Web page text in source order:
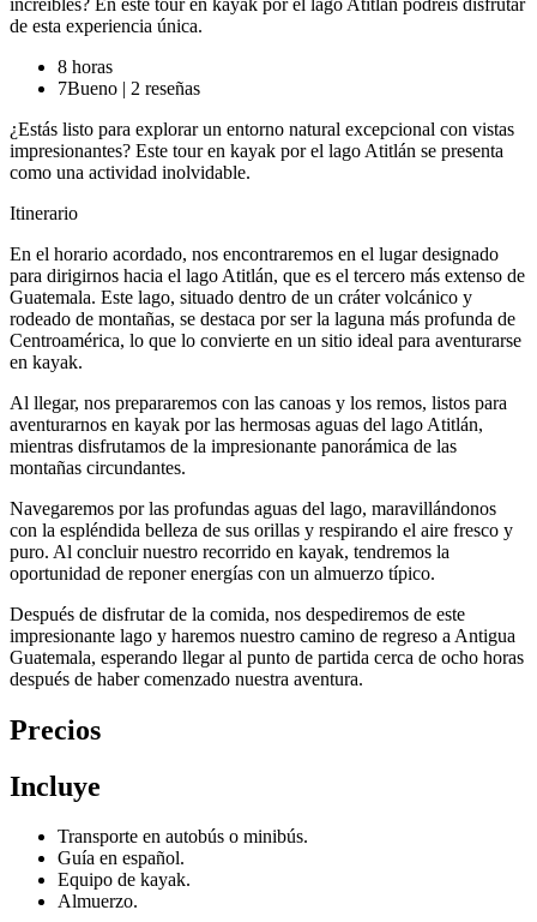
de esta experiencia única.
8 horas
7Bueno | 2 reseñas
¿Estás listo para explorar un entorno natural excepcional con vistas
impresionantes? Este tour en kayak por el lago Atitlán se presenta
como una actividad inolvidable.
Itinerario
En el horario acordado, nos encontraremos en el lugar designado
para dirigirnos hacia el lago Atitlán, que es el tercero más extenso de
Guatemala. Este lago, situado dentro de un cráter volcánico y
rodeado de montañas, se destaca por ser la laguna más profunda de
Centroamérica, lo que lo convierte en un sitio ideal para aventurarse
en kayak.
Al llegar, nos prepararemos con las canoas y los remos, listos para
aventurarnos en kayak por las hermosas aguas del lago Atitlán,
mientras disfrutamos de la impresionante panorámica de las
montañas circundantes.
Navegaremos por las profundas aguas del lago, maravillándonos
con la espléndida belleza de sus orillas y respirando el aire fresco y
puro. Al concluir nuestro recorrido en kayak, tendremos la
oportunidad de reponer energías con un almuerzo típico.
Después de disfrutar de la comida, nos despediremos de este
impresionante lago y haremos nuestro camino de regreso a Antigua
Guatemala, esperando llegar al punto de partida cerca de ocho horas
después de haber comenzado nuestra aventura.
Precios
Incluye
Transporte en autobús o minibús.
Guía en español.
Equipo de kayak.
Almuerzo.